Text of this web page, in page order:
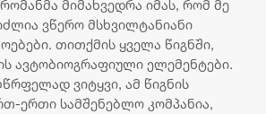
მიმახვედრა იმას, რომ მე
ვწერო მსხვილტანიანი
თითქმის ყველა წიგნში,
ავტობიოგრაფიული ელემენტები.
ვიტყვი, ამ წიგნის
ერთი სამშენებლო კომპანია,